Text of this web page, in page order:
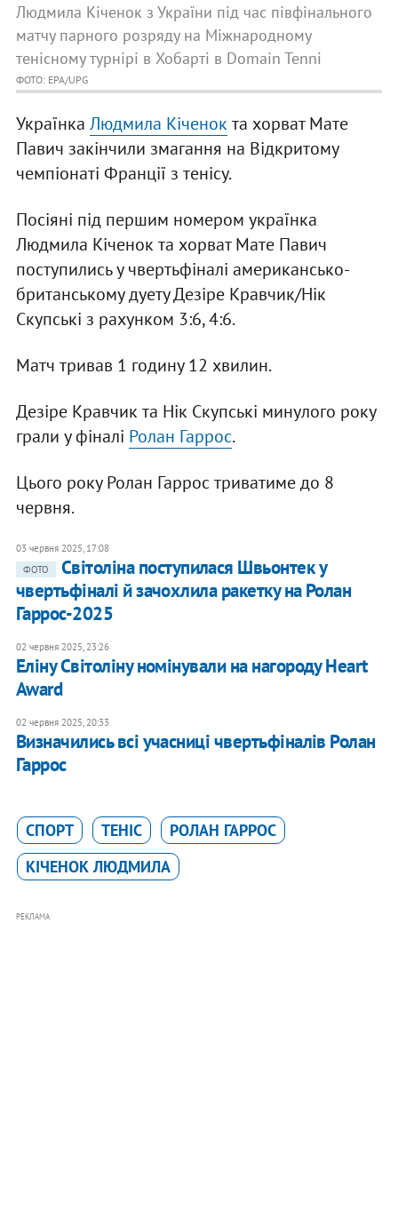
Людмила Кіченок з України під час півфінального
матчу парного розряду на Міжнародному
тенісному турнірі в Хобарті в Domain Tenni
ФОТО: EPA/UPG
Українка Людмила Кіченок та хорват Мате
Павич закінчили змагання на Відкритому
чемпіонаті Франції з тенісу.
Посіяні під першим номером українка
Людмила Кіченок та хорват Мате Павич
поступились у чвертьфіналі американсько-
британському дуету Дезіре Кравчик/Нік
Скупські з рахунком 3:6, 4:6.
Матч тривав 1 годину 12 хвилин.
Дезіре Кравчик та Нік Скупські минулого року
грали у фіналі Ролан Гаррос.
Цього року Ролан Гаррос триватиме до 8
червня.
03 червня 2025, 17:08
ФОТО
Світоліна поступилася Швьонтек у
чвертьфіналі й зачохлила ракетку на Ролан
Гаррос-2025
02 червня 2025, 23:26
Еліну Світоліну номінували на нагороду Heart
Award
02 червня 2025, 20:33
Визначились всі учасниці чвертьфіналів Ролан
Гаррос
СПОРТ ТЕНІС
РОЛАН ГАРРОС
КІЧЕНОК ЛЮДМИЛА
РЕКЛАМА